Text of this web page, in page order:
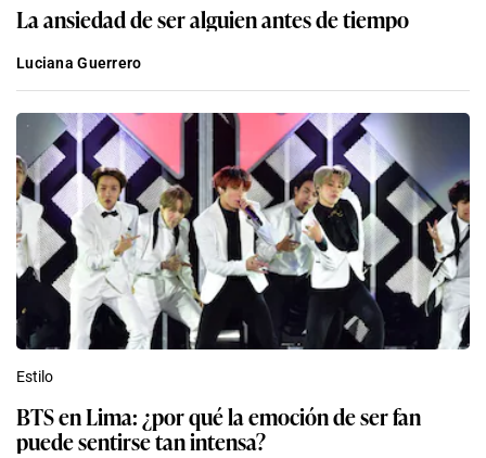
La ansiedad de ser alguien antes de tiempo
Luciana Guerrero
Estilo
BTS en Lima: ¿por qué la emoción de ser fan
puede sentirse tan intensa?